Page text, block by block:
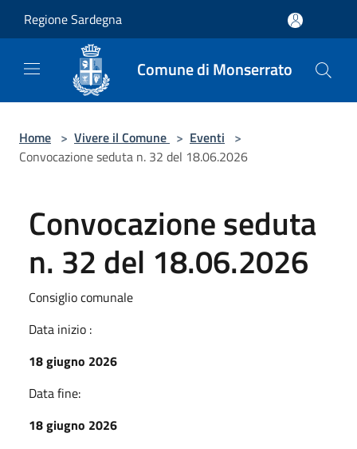
Regione Sardegna
Comune di Monserrato
Home > Vivere il Comune > Eventi >
Convocazione seduta n. 32 del 18.06.2026
Convocazione seduta
n. 32 del 18.06.2026
Consiglio comunale
Data inizio :
18 giugno 2026
Data fine:
18 giugno 2026